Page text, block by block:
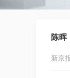
陈晖
新京